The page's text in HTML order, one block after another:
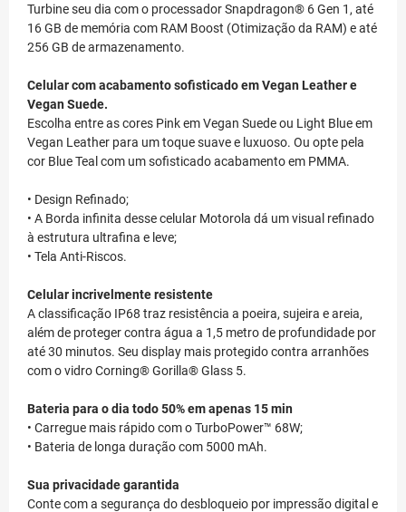
Turbine seu dia com o processador Snapdragon® 6 Gen 1, até
16 GB de memória com RAM Boost (Otimização da RAM) e até
256 GB de armazenamento.
Celular com acabamento sofisticado em Vegan Leather e
Vegan Suede.
Escolha entre as cores Pink em Vegan Suede ou Light Blue em
Vegan Leather para um toque suave e luxuoso. Ou opte pela
cor Blue Teal com um sofisticado acabamento em PMMA.
• Design Refinado;
• A Borda infinita desse celular Motorola dá um visual refinado
à estrutura ultrafina e leve;
• Tela Anti-Riscos.
Celular incrivelmente resistente
A classificação IP68 traz resistência a poeira, sujeira e areia,
além de proteger contra água a 1,5 metro de profundidade por
até 30 minutos. Seu display mais protegido contra arranhões
com o vidro Corning® Gorilla® Glass 5.
Bateria para o dia todo 50% em apenas 15 min
• Carregue mais rápido com o TurboPower™ 68W;
• Bateria de longa duração com 5000 mAh.
Sua privacidade garantida
Conte com a segurança do desbloqueio por impressão digital e